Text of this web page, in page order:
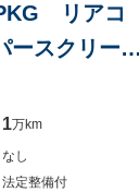
リアコ
スクリー
エントライ
1万km
なし
法定整備付